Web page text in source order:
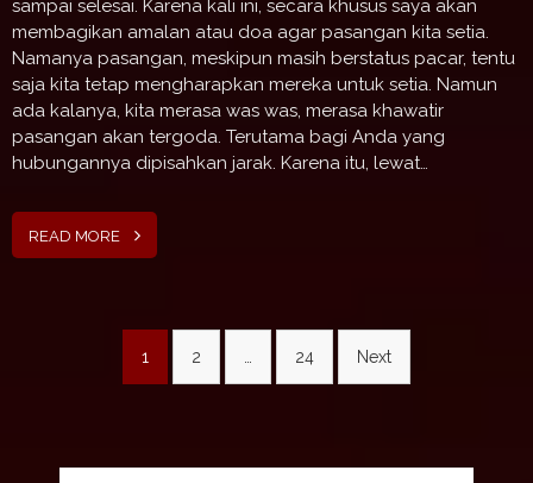
sampai selesai. Karena kali ini, secara khusus saya akan
membagikan amalan atau doa agar pasangan kita setia.
Namanya pasangan, meskipun masih berstatus pacar, tentu
saja kita tetap mengharapkan mereka untuk setia. Namun
ada kalanya, kita merasa was was, merasa khawatir
pasangan akan tergoda. Terutama bagi Anda yang
hubungannya dipisahkan jarak. Karena itu, lewat…
READ MORE
pagination
1 2 … 24 Next